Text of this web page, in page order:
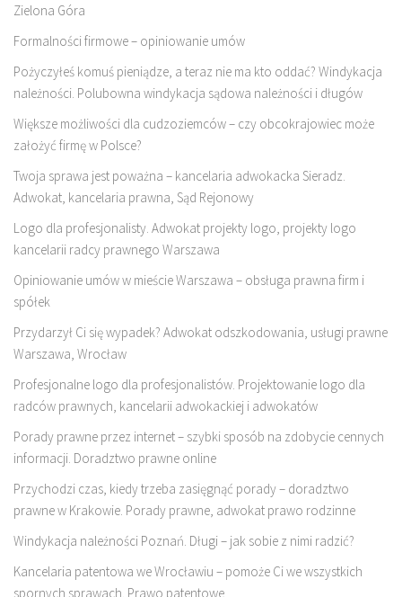
Zielona Góra
Formalności firmowe – opiniowanie umów
Pożyczyłeś komuś pieniądze, a teraz nie ma kto oddać? Windykacja
należności. Polubowna windykacja sądowa należności i długów
Większe możliwości dla cudzoziemców – czy obcokrajowiec może
założyć firmę w Polsce?
Twoja sprawa jest poważna – kancelaria adwokacka Sieradz.
Adwokat, kancelaria prawna, Sąd Rejonowy
Logo dla profesjonalisty. Adwokat projekty logo, projekty logo
kancelarii radcy prawnego Warszawa
Opiniowanie umów w mieście Warszawa – obsługa prawna firm i
spółek
Przydarzył Ci się wypadek? Adwokat odszkodowania, usługi prawne
Warszawa, Wrocław
Profesjonalne logo dla profesjonalistów. Projektowanie logo dla
radców prawnych, kancelarii adwokackiej i adwokatów
Porady prawne przez internet – szybki sposób na zdobycie cennych
informacji. Doradztwo prawne online
Przychodzi czas, kiedy trzeba zasięgnąć porady – doradztwo
prawne w Krakowie. Porady prawne, adwokat prawo rodzinne
Windykacja należności Poznań. Długi – jak sobie z nimi radzić?
Kancelaria patentowa we Wrocławiu – pomoże Ci we wszystkich
spornych sprawach. Prawo patentowe